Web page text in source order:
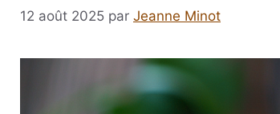
12 août 2025 par Jeanne Minot